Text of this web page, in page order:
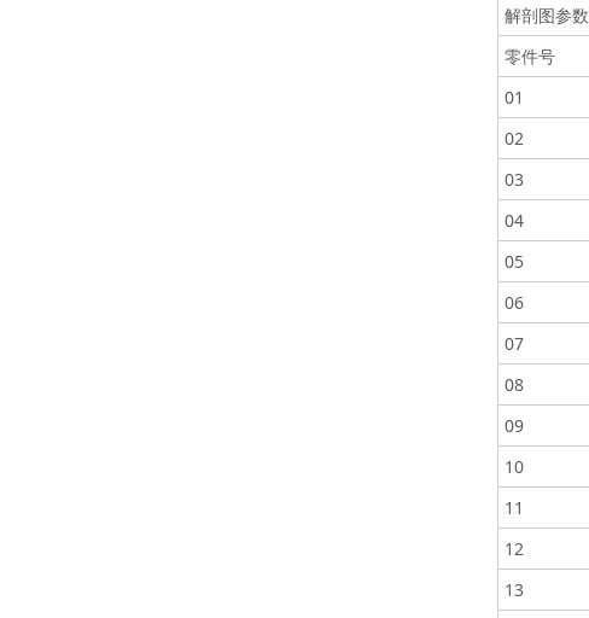
解剖图参数
零件号
01
02
03
04
05
06
07
08
09
10
11
12
13